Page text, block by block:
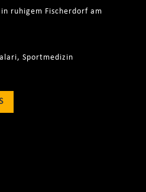
ruhigem Fischerdorf am
Sportmedizin